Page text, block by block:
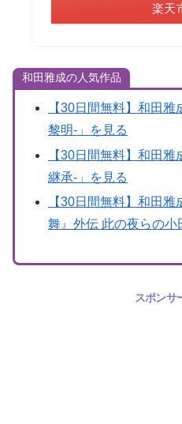
楽天
和田雅成の人気作品
【30日間無料】和田
黎明-」を見る
【30日間無料】和田
継承-」を見る
【30日間無料】和田
舞』外伝 此の夜らの小
スポンサ